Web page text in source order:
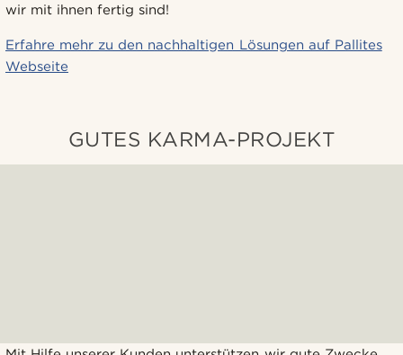
wir mit ihnen fertig sind!
Erfahre mehr zu den nachhaltigen Lösungen auf Pallites
Webseite
GUTES KARMA-PROJEKT